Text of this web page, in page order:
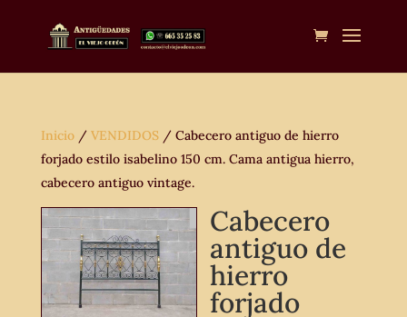
Inicio/ VENDIDOS/ Cabecero antiguo de hierro
forjado estilo isabelino 150 cm. Cama antigua hierro,
cabecero antiguo vintage.
Cabecero
antiguo de
hierro
forjado